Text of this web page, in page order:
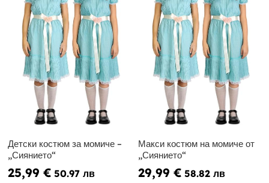
Детски костюм за момиче –
„Сиянието“
25,99 € 50.97 лв
Макси костюм на момиче от
„Сиянието“
29,99 € 58.82 лв